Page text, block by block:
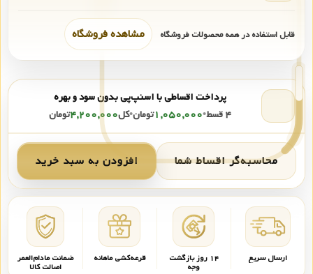
قابل استفاده در همه محصولات فروشگاه مشاهده فروشگاه
پرداخت اقساطی با اسنپ‌پی بدون سود و بهره
۴ قسط
•۱,۰۵۰,۰۰۰تومان•کل۴,۲۰۰,۰۰۰تومان
محاسبه‌گر اقساط شما افزودن به سبد خرید
ارسال سریع ۱۴ روز بازگشت
وجه
قرعه‌کشی ماهانه ضمانت مادام‌العمر
اصالت کالا